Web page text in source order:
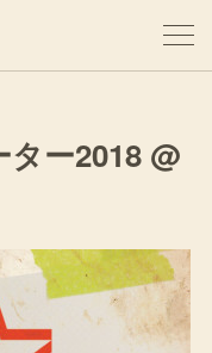
ー2018 @